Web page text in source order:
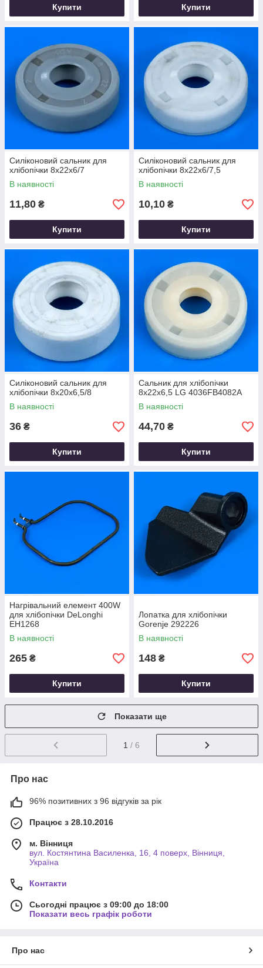
Купити Купити
Силіконовий сальник для
хлібопічки 8х22х6/7
В наявності
11,80 ₴
Купити
Силіконовий сальник для
хлібопічки 8х22х6/7,5
В наявності
10,10 ₴
Купити
Силіконовий сальник для
хлібопічки 8х20х6,5/8
В наявності
36 ₴
Купити
Сальник для хлібопічки
8х22х6,5 LG 4036FB4082A
В наявності
44,70 ₴
Купити
Нагрівальний елемент 400W
для хлібопічки DeLonghi
EH1268
В наявності
265 ₴
Купити
Лопатка для хлібопічки
Gorenje 292226
В наявності
148 ₴
Купити
Показати ще
1 / 6
Про нас
96% позитивних з 96 відгуків за рік
Працює з 28.10.2016
м. Вінниця
вул. Костянтина Василенка, 16, 4 поверх, Вінниця,
Україна
Контакти
Сьогодні працює з 09:00 до 18:00
Показати весь графік роботи
Про нас